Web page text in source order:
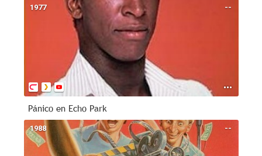
--
1977
Pánico en Echo Park
--
1988